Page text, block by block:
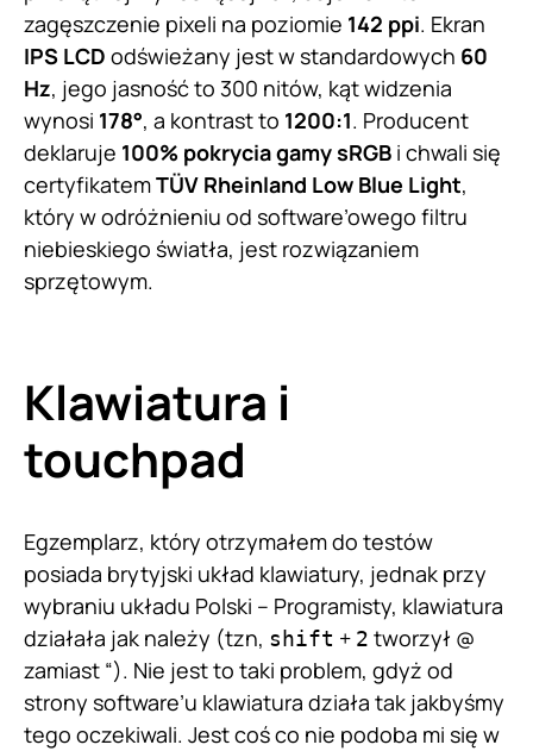
zagęszczenie pixeli na poziomie 142 ppi. Ekran
IPS LCD odświeżany jest w standardowych 60
Hz, jego jasność to 300 nitów, kąt widzenia
wynosi 178°, a kontrast to 1200:1. Producent
deklaruje 100% pokrycia gamy sRGB i chwali się
certyfikatemTÜV Rheinland Low Blue Light,
który w odróżnieniu od software’owego filtru
niebieskiego światła, jest rozwiązaniem
sprzętowym.
Klawiatura i
touchpad
Egzemplarz, który otrzymałem do testów
posiada brytyjski układ klawiatury, jednak przy
wybraniu układu Polski – Programisty, klawiatura
działała jak należy (tzn, shift + 2 tworzył @
zamiast “). Nie jest to taki problem, gdyż od
strony software’u klawiatura działa tak jakbyśmy
tego oczekiwali. Jest coś co nie podoba mi się w